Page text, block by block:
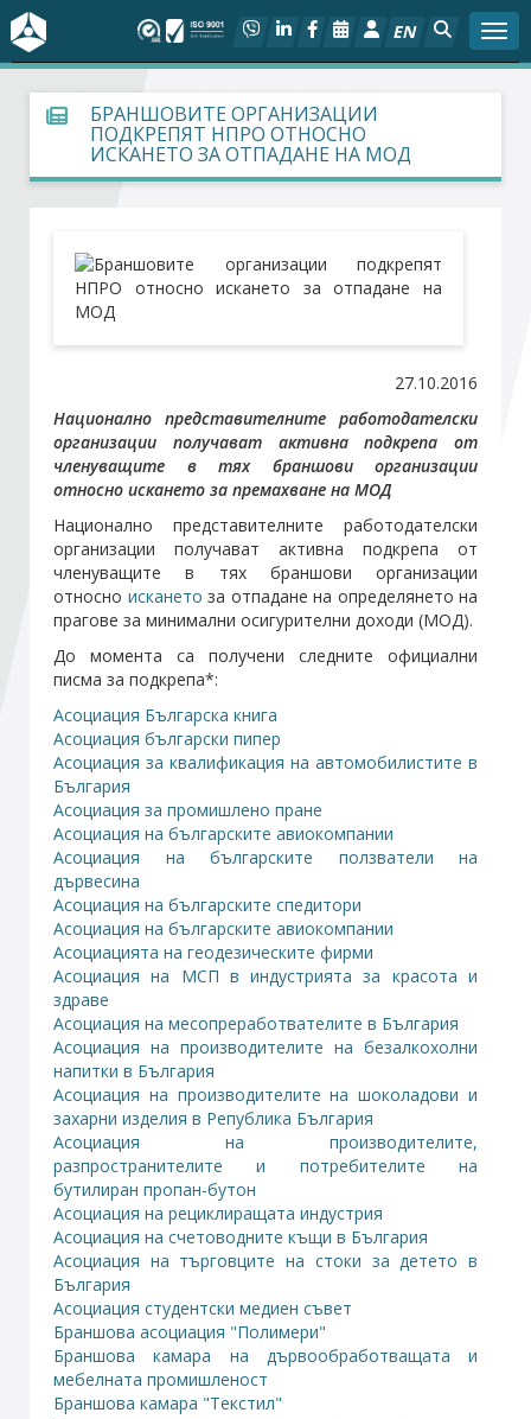
EN
За БСК
На фокус
Социален диалог
Дейности
Арбитражен съд
Проекти
Членове
Стани член
Абонирайте се!
БРАНШОВИТЕ ОРГАНИЗАЦИИ
ПОДКРЕПЯТ НПРО ОТНОСНО
ИСКАНЕТО ЗА ОТПАДАНЕ НА МОД
27.10.2016
Национално представителните работодателски
организации получават активна подкрепа от
членуващите в тях браншови организации
относно искането за премахване на МОД
Национално представителните работодателски
организации получават активна подкрепа от
членуващите в тях браншови организации
относно искането за отпадане на определянето на
прагове за минимални осигурителни доходи (МОД).
До момента са получени следните официални
писма за подкрепа*:
Асоциация Българска книга
Асоциация български пипер
Асоциация за квалификация на автомобилистите в
България
Асоциация за промишлено пране
Асоциация на българските авиокомпании
Асоциация на българските ползватели на
дървесина
Асоциация на българските спедитори
Асоциация на българските авиокомпании
Асоциацията на геодезическите фирми
Асоциация на МСП в индустрията за красота и
здраве
Асоциация на месопреработвателите в България
Асоциация на производителите на безалкохолни
напитки в България
Асоциация на производителите на шоколадови и
захарни изделия в Република България
Асоциация на производителите,
разпространителите и потребителите на
бутилиран пропан-бутон
Асоциация на рециклиращата индустрия
Асоциация на счетоводните къщи в България
Асоциация на търговците на стоки за детето в
България
Асоциация студентски медиен съвет
Браншова асоциация "Полимери"
Браншова камара на дървообработващата и
мебелната промишленост
Браншова камара "Текстил"